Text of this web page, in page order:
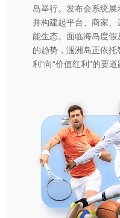
岛举行。发布会系统展
并构建起平台、商家
能生态。面临海岛度
的趋势，涠洲岛正依托
利”向“价值红利”的要